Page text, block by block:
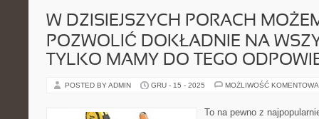
W DZISIEJSZYCH PORACH
POZWOLIĆ DOKŁADNIE NA
TYLKO MAMY DO TEGO
POSTED BY ADMIN GRU - 15 - 2025 MOŻLIWOŚĆ
To na pewno z